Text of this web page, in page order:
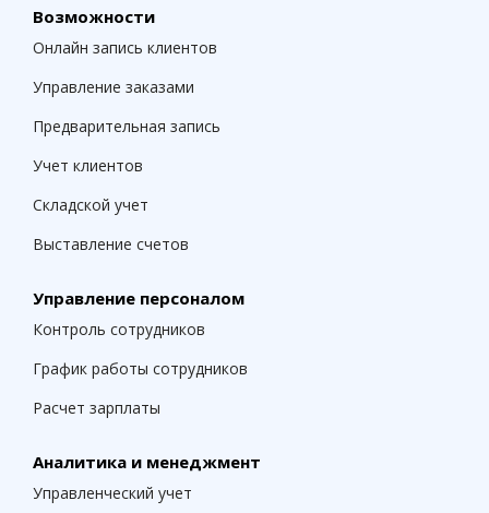
Возможности
Онлайн запись клиентов
Управление заказами
Предварительная запись
Учет клиентов
Складской учет
Выставление счетов
Управление персоналом
Контроль сотрудников
График работы сотрудников
Расчет зарплаты
Аналитика и менеджмент
Управленческий учет